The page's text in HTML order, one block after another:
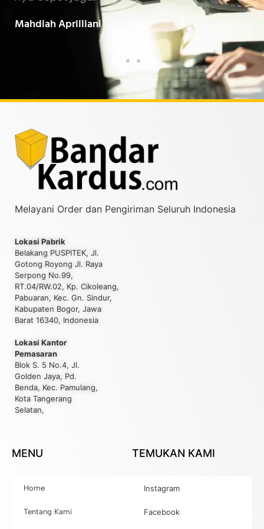
Baarokallahu Fiikum.."
Taufiqurrahman MZ
Melayani Order dan Pengiriman Seluruh Indonesia
Lokasi Pabrik
Belakang PUSPITEK, Jl.
Gotong Royong Jl. Raya
Serpong No.99,
RT.04/RW.02, Kp. Cikoleang,
Pabuaran, Kec. Gn. Sindur,
Kabupaten Bogor, Jawa
Barat 16340, Indonesia
Lokasi Kantor
Pemasaran
Blok S. 5 No.4, Jl.
Golden Jaya, Pd.
Benda, Kec. Pamulang,
Kota Tangerang
Selatan,
MENU
Home
Tentang Kami
TEMUKAN KAMI
Instagram
Facebook